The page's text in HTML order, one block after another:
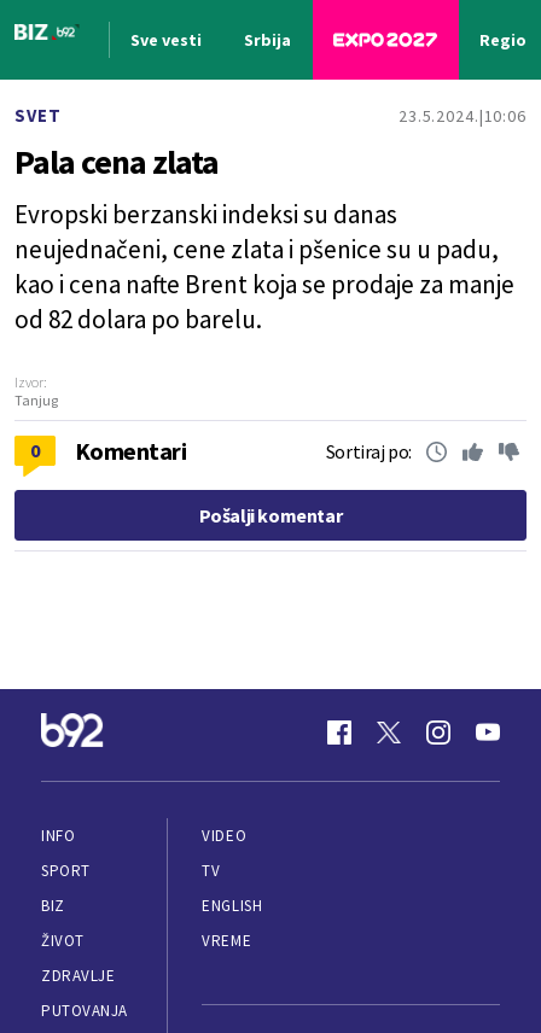
Sve vesti Srbija Region
SVET 23.5.2024. 10:06
Pala cena zlata
Evropski berzanski indeksi su danas
neujednačeni, cene zlata i pšenice su u padu,
kao i cena nafte Brent koja se prodaje za manje
od 82 dolara po barelu.
Izvor:
Tanjug
0 Komentari Sortiraj po:
Pošalji komentar
INFO
SPORT
BIZ
ŽIVOT
ZDRAVLJE
PUTOVANJA
VIDEO
TV
ENGLISH
VREME